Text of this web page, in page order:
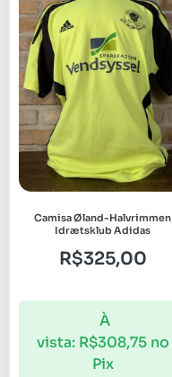
Camisa Øland-Halvrimmen
Idrætsklub Adidas
R$325,00
À
vista: R$308,75 no
Pix